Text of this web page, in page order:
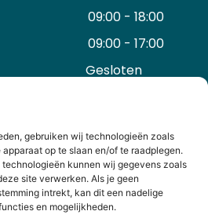
gebruiken wij technologieën zoals
op te slaan en/of te raadplegen.
technologieën kunnen wij gegevens zoals
site verwerken. Als je geen
intrekt, kan dit een nadelige
en mogelijkheden.
09:00 - 18:00
09:00 - 17:00
Gesloten ​ ​ ​ ​ ​ ​ ​